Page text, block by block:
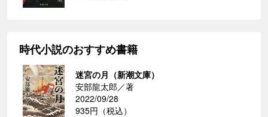
時代小説のおすすめ書籍
迷宮の月（新潮文庫）
安部龍太郎／著
2022/09/28
935円（税込）